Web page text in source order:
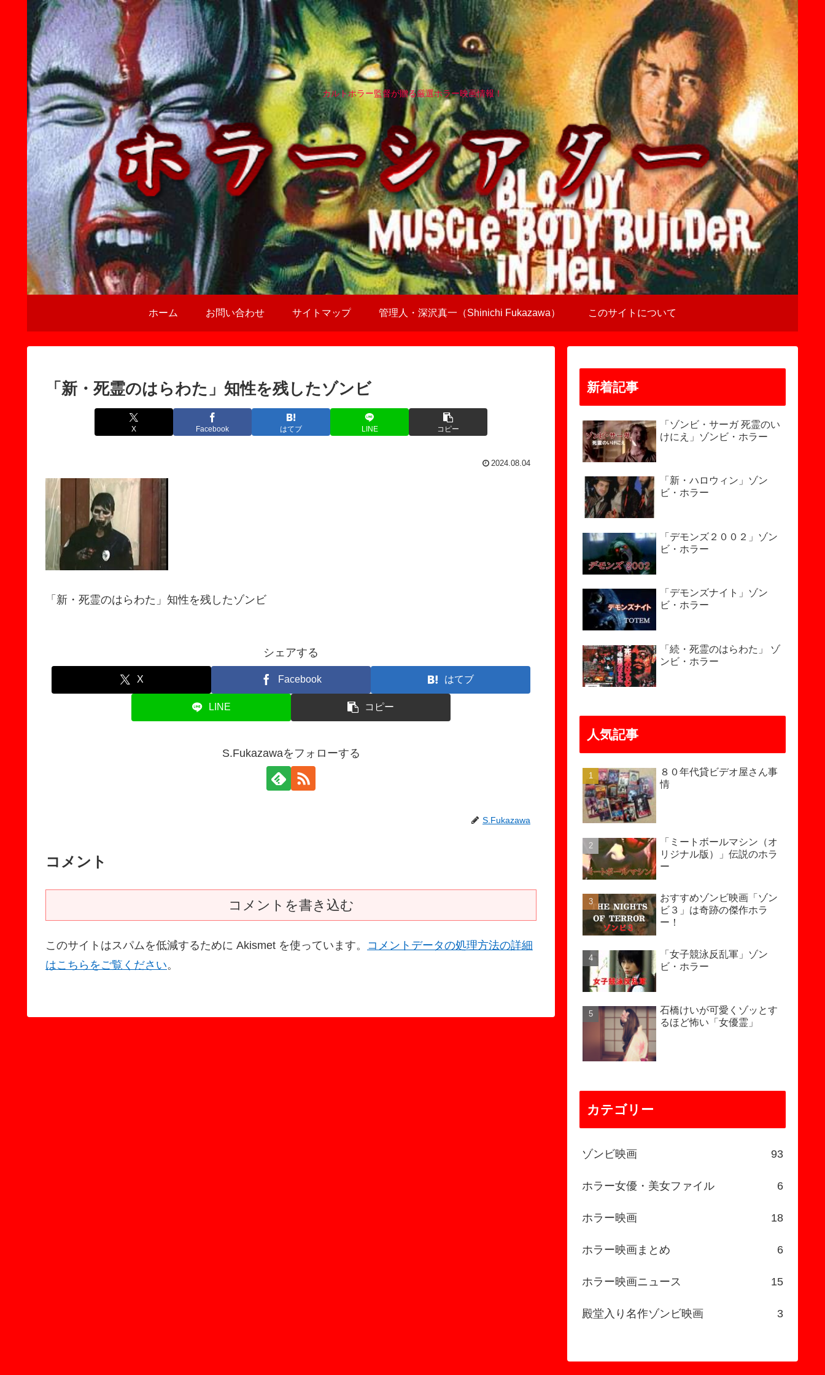
カルトホラー監督が贈る厳選ホラー映画情報！
ホーム お問い合わせ サイトマップ 管理人・深沢真一（Shinichi Fukazawa） このサイトについて
「新・死霊のはらわた」知性を残したゾンビ
X Facebook はてブ LINE コピー
2024.08.04
「新・死霊のはらわた」知性を残したゾンビ
シェアする
X Facebook はてブ
LINE コピー
S.Fukazawaをフォローする
S.Fukazawa
コメント
コメントを書き込む
このサイトはスパムを低減するために Akismet を使っています。 コメントデータの処理方法の詳細
はこちらをご覧ください。
新着記事
「ゾンビ・サーガ 死霊のい
けにえ」ゾンビ・ホラー
「新・ハロウィン」ゾン
ビ・ホラー
「デモンズ２００２」ゾン
ビ・ホラー
「デモンズナイト」ゾン
ビ・ホラー
「続・死霊のはらわた」 ゾ
ンビ・ホラー
人気記事
８０年代貸ビデオ屋さん事
情
「ミートボールマシン（オ
リジナル版）」伝説のホラ
ー
おすすめゾンビ映画「ゾン
ビ３」は奇跡の傑作ホラ
ー！
「女子競泳反乱軍」ゾン
ビ・ホラー
石橋けいが可愛くゾッとす
るほど怖い「女優霊」
カテゴリー
ゾンビ映画 93
ホラー女優・美女ファイル 6
ホラー映画 18
ホラー映画まとめ 6
ホラー映画ニュース 15
殿堂入り名作ゾンビ映画 3